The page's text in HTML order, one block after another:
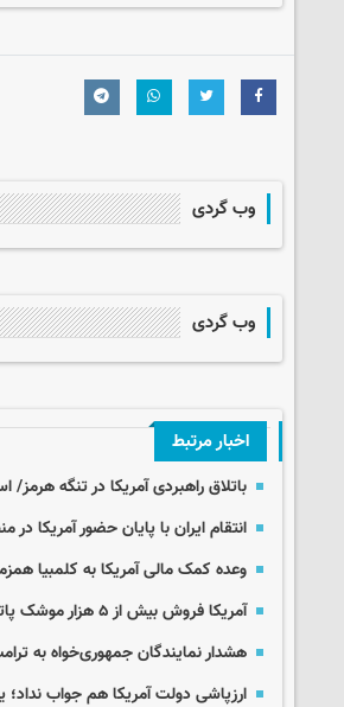
وب گردی
وب گردی
اخبار مرتبط
باتلاق راهبردی آمریکا در تنگه
انتقام ایران با پایان حضور آمریکا
وعده کمک مالی آمریکا به کلمبیا
آمریکا فروش بیش از ۵ هزار موشک پاتریوت به چند کشور عربی را تائید کرد
هشدار نمایندگان جمهوری‌خواه به
ارزپاشی دولت آمریکا هم جواب نداد؛